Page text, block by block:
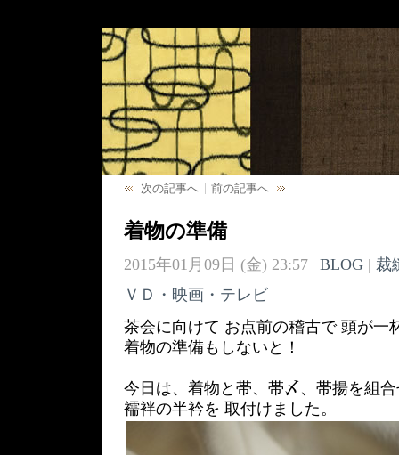
次の記事へ 前の記事へ
着物の準備
2015年01月09日 (金) 23:57 BLOG| 裁
ＶＤ・映画・テレビ
茶会に向けて お点前の稽古で 頭が一
着物の準備もしないと！
今日は、着物と帯、帯〆、帯揚を組
襦袢の半衿を 取付けました。